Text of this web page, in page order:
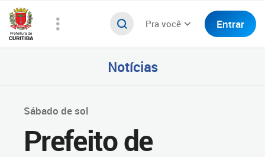
Pra você Entrar
Notícias
Sábado de sol
Prefeito de